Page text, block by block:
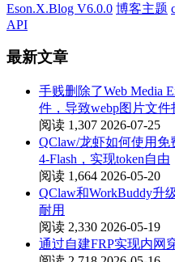
Eson.X.Blog V6.0.0 博客主题
API
最新文章
手贱删除了Web Media
件，导致webp图片文件
阅读 1,307 2026-07-25
QClaw/龙虾如何使用免
4-Flash，实现token自由
阅读 1,664 2026-05-20
QClaw和WorkBuddy升
耐用
阅读 2,330 2026-05-19
通过自建FRP实现内网